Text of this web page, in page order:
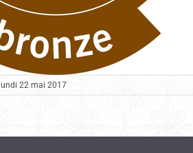
lundi 22 mai 2017